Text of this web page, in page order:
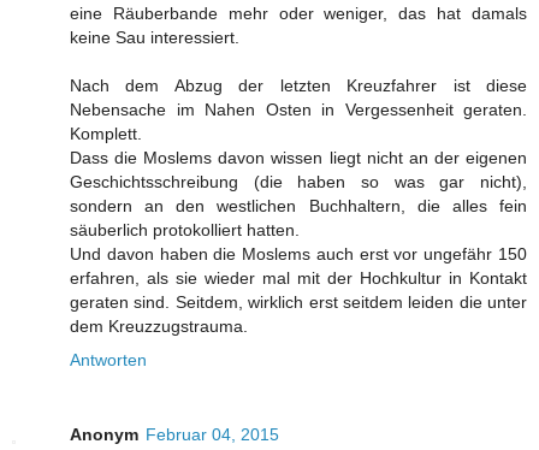
eine Räuberbande mehr oder weniger, das hat damals
keine Sau interessiert.
Nach dem Abzug der letzten Kreuzfahrer ist diese
Nebensache im Nahen Osten in Vergessenheit geraten.
Komplett.
Dass die Moslems davon wissen liegt nicht an der eigenen
Geschichtsschreibung (die haben so was gar nicht),
sondern an den westlichen Buchhaltern, die alles fein
säuberlich protokolliert hatten.
Und davon haben die Moslems auch erst vor ungefähr 150
erfahren, als sie wieder mal mit der Hochkultur in Kontakt
geraten sind. Seitdem, wirklich erst seitdem leiden die unter
dem Kreuzzugstrauma.
Antworten
Anonym Februar 04, 2015